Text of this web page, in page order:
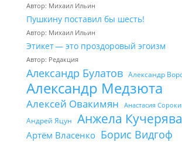
Автор: Михаил Ильин
Пушкину поставил бы шесть!
Автор: Михаил Ильин
Этикет — это проздоровый эгоизм
Автор: Редакция
Александр Булатов Александр
Александр Медзюта
Алексей Овакимян Анастасия
Андрей Яцун Анжела
Артём Власенко Борис Видгоф